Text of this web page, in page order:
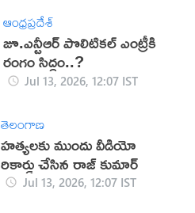
ఆంధ్రప్రదేశ్
జూ.ఎన్టీఆర్‌ పొలిటికల్‌ ఎంట్రీకి
రంగం సిద్ధం..?
Jul 13, 2026, 12:07 IST
తెలంగాణ
హత్యలకు ముందు వీడియో
రికార్డు చేసిన రాజ్ కుమార్
Jul 13, 2026, 12:07 IST